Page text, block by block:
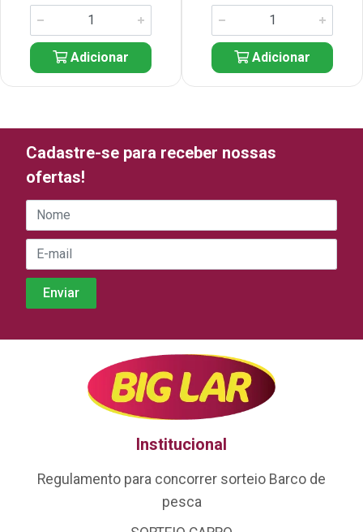
Adicionar Adicionar
Cadastre-se para receber nossas
ofertas!
Institucional
Regulamento para concorrer sorteio Barco de
pesca